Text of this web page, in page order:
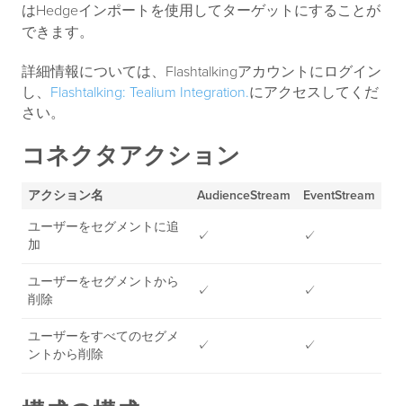
はHedgeインポートを使用してターゲットにすることが
できます。
詳細情報については、Flashtalkingアカウントにログイン
し、 Flashtalking: Tealium Integration.にアクセスしてくだ
さい。
コネクタアクション
アクション名 AudienceStream EventStream
ユーザーをセグメントに追
加
✓ ✓
ユーザーをセグメントから
削除
✓ ✓
ユーザーをすべてのセグメ
ントから削除
✓ ✓